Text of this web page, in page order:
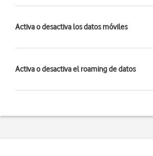
Activa o desactiva los datos móviles
Activa o desactiva el roaming de datos